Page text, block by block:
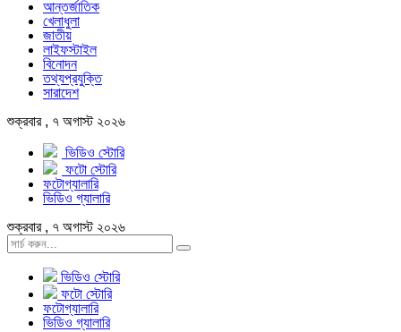
আন্তর্জাতিক
খেলাধুলা
জাতীয়
লাইফস্টাইল
বিনোদন
তথ্যপ্রযুক্তি
সারাদেশ
শুক্রবার , ৭ অগাস্ট ২০২৬
ভিডিও স্টোরি
ফটো স্টোরি
ফটোগ্যালারি
ভিডিও গ্যালারি
শুক্রবার , ৭ অগাস্ট ২০২৬
ভিডিও স্টোরি
ফটো স্টোরি
ফটোগ্যালারি
ভিডিও গ্যালারি